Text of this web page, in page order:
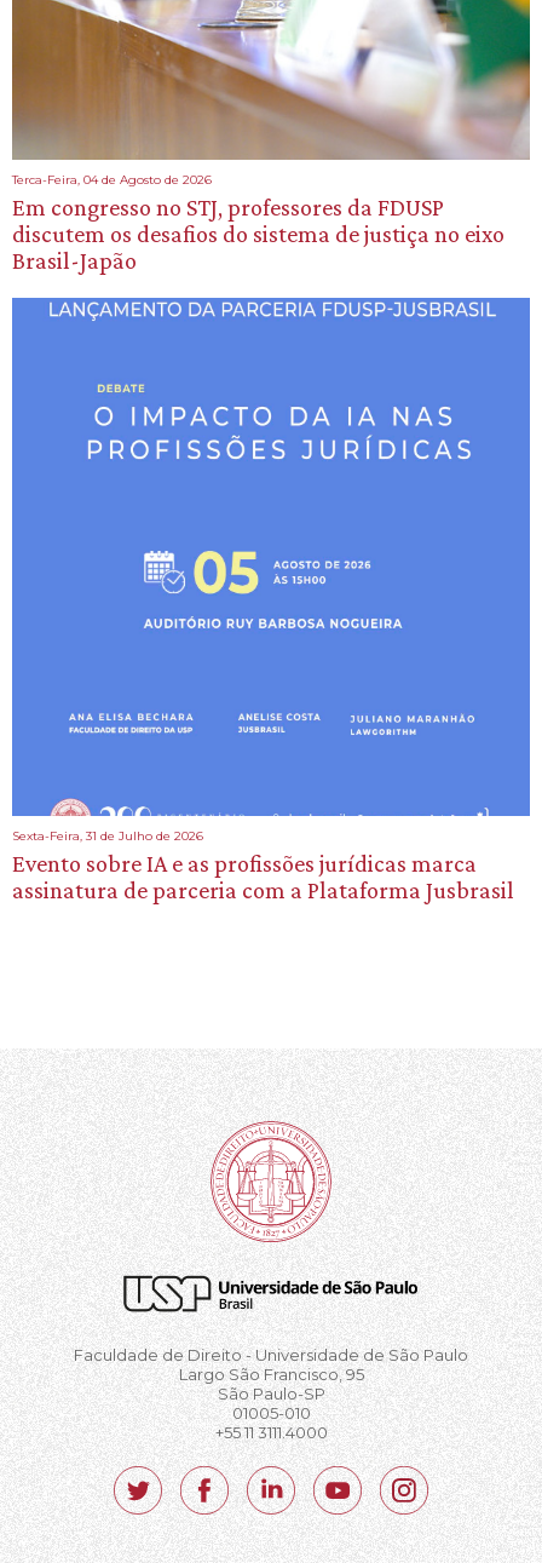
Terca-Feira, 04 de Agosto de 2026
Em congresso no STJ, professores da FDUSP
discutem os desafios do sistema de justiça no eixo
Brasil-Japão
Sexta-Feira, 31 de Julho de 2026
Evento sobre IA e as profissões jurídicas marca
assinatura de parceria com a Plataforma Jusbrasil
Faculdade de Direito - Universidade de São Paulo
Largo São Francisco, 95
São Paulo-SP
01005-010
+55 11 3111.4000